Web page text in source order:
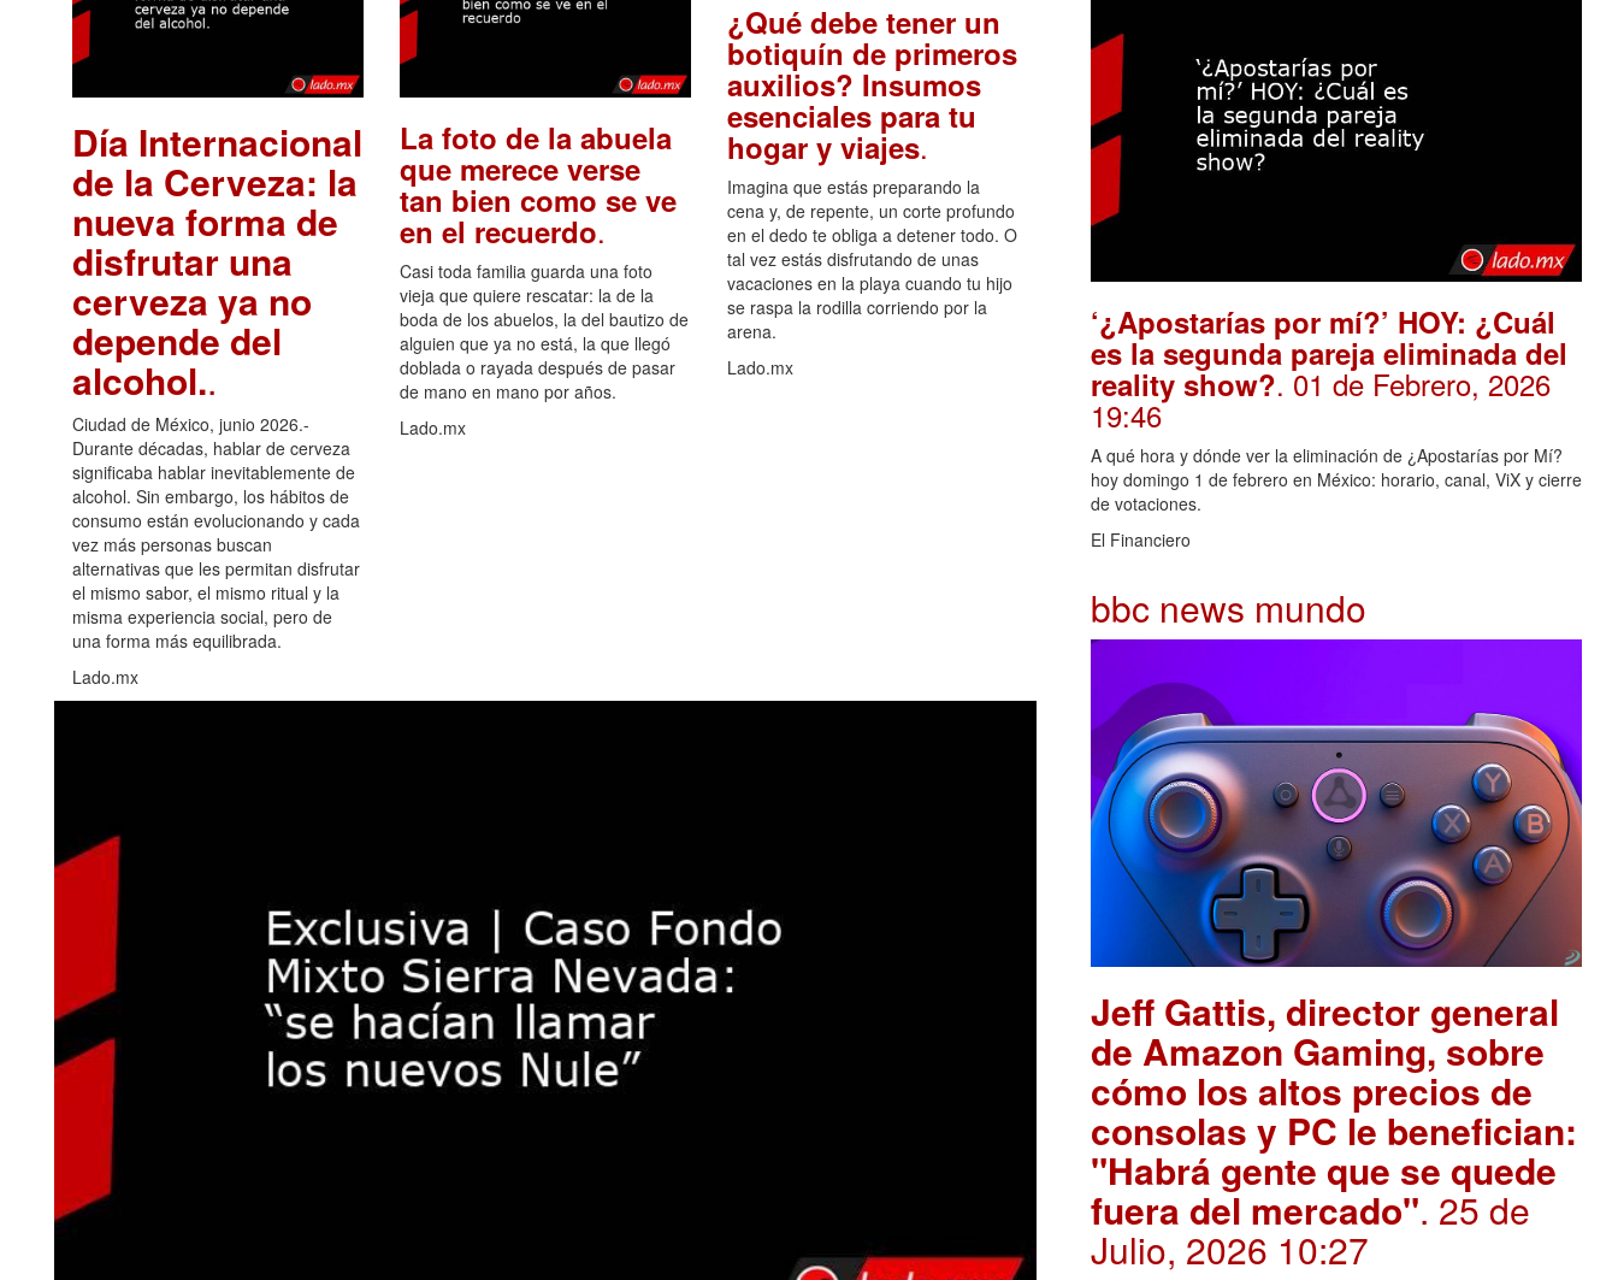
Día Internacional
de la Cerveza: la
nueva forma de
disfrutar una
cerveza ya no
depende del
alcohol..
Ciudad de México, junio 2026.-
Durante décadas, hablar de cerveza
significaba hablar inevitablemente de
alcohol. Sin embargo, los hábitos de
consumo están evolucionando y cada
vez más personas buscan
alternativas que les permitan disfrutar
el mismo sabor, el mismo ritual y la
misma experiencia social, pero de
una forma más equilibrada.
Lado.mx
La foto de la abuela
que merece verse
tan bien como se ve
en el recuerdo.
Casi toda familia guarda una foto
vieja que quiere rescatar: la de la
boda de los abuelos, la del bautizo de
alguien que ya no está, la que llegó
doblada o rayada después de pasar
de mano en mano por años.
Lado.mx
¿Qué debe tener un
botiquín de primeros
auxilios? Insumos
esenciales para tu
hogar y viajes.
Imagina que estás preparando la
cena y, de repente, un corte profundo
en el dedo te obliga a detener todo. O
tal vez estás disfrutando de unas
vacaciones en la playa cuando tu hijo
se raspa la rodilla corriendo por la
arena.
Lado.mx
‘¿Apostarías por mí?’ HOY: ¿Cuál
es la segunda pareja eliminada del
reality show?. 01 de Febrero, 2026
19:46
A qué hora y dónde ver la eliminación de ¿Apostarías por Mí?
hoy domingo 1 de febrero en México: horario, canal, ViX y cierre
de votaciones.
El Financiero
bbc news mundo
Jeff Gattis, director general
de Amazon Gaming, sobre
cómo los altos precios de
consolas y PC le benefician:
"Habrá gente que se quede
fuera del mercado". 25 de
Julio, 2026 10:27